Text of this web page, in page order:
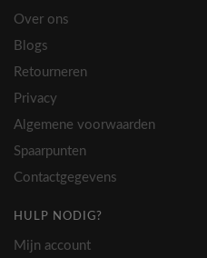
Over ons
Blogs
Retourneren
Privacy
Algemene voorwaarden
Spaarpunten
Contactgegevens
HULP NODIG?
Mijn account